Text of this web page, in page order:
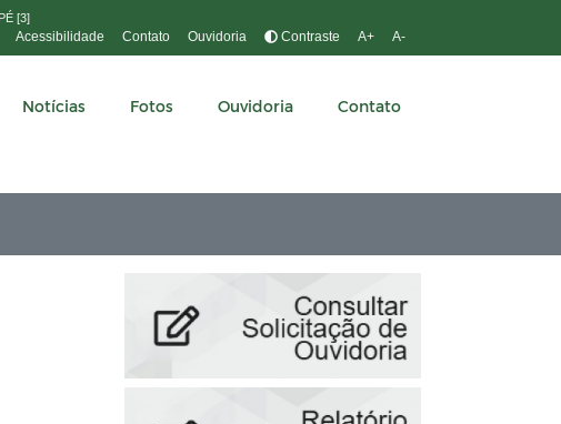
[3]
Acessibilidade Contato Ouvidoria Contraste A+ A-
Notícias Fotos Ouvidoria Contato